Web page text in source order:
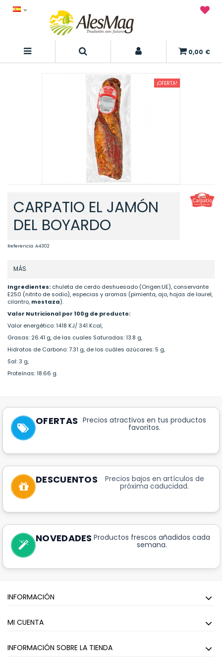
0,00 €
¡OFERTA!
CARPATIO EL JAMÓN
DEL BOYARDO
Referencia:A4302
MÁS
Ingredientes: chuleta de cerdo deshuesado (Origen:UE), conservante
E250 (nitrito de sodio), especias y aromas (pimienta, ajo, hojas de laurel,
cilantro, mostaza).
Valor Nutricional por 100g de producto:
Valor energético: 1418 KJ/ 341 Kcal,
Grasas: 26.41 g, de las cuales Saturadas: 13.8 g,
Hidratos de Carbono: 7.31 g, de los cuáles azúcares: 5 g,
Sal: 3 g,
Proteínas: 18.66 g.
OFERTAS Precios atractivos en tus productos
favoritos.
DESCUENTOS Precios bajos en artículos de
próxima caducidad.
NOVEDADES Productos frescos añadidos cada
semana.
INFORMACIÓN
MI CUENTA
INFORMACIÓN SOBRE LA TIENDA